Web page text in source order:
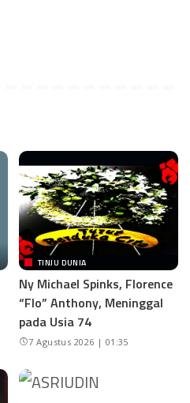
TINJU DUNIA
Ny Michael Spinks, Florence
“Flo” Anthony, Meninggal
pada Usia 74
7 Agustus 2026 | 01:35